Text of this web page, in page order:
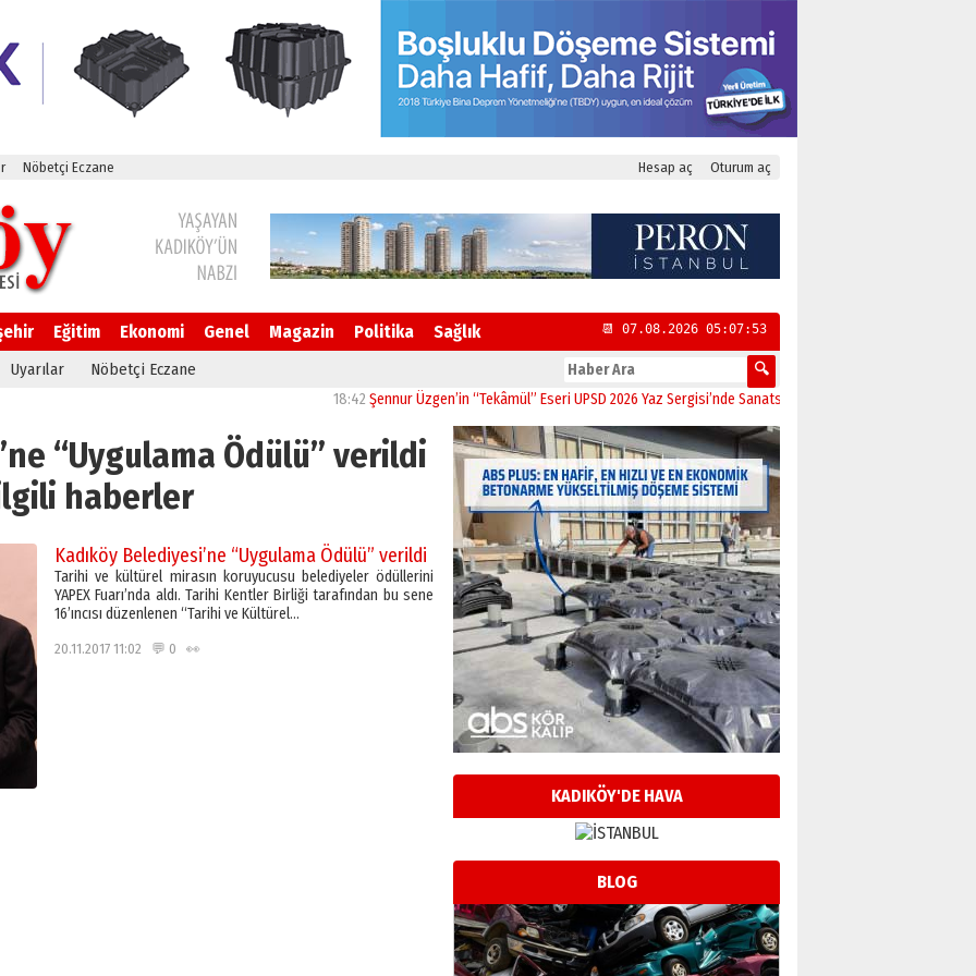
Nöbetçi Eczane Hesap aç Oturum aç
Eğitim Ekonomi Genel Magazin Politika Sağlık 📆 07.08.2026 05:07:53
Uyarılar Nöbetçi Eczane
Şennur Üzgen’in “Tekâmül” Eseri UPSD 2026 Yaz Sergisi’nde Sanatseverlerle Buluştu
“Uygulama Ödülü” verildi
haberler
Kadıköy Belediyesi’ne “Uygulama Ödülü” verildi
Tarihi ve kültürel mirasın koruyucusu belediyeler ödüllerini
YAPEX Fuarı’nda aldı. Tarihi Kentler Birliği tarafından bu sene
16’ıncısı düzenlenen “Tarihi ve Kültürel…
20.11.2017 11:02 💬 0 👀
KADIKÖY'DE HAVA
BLOG